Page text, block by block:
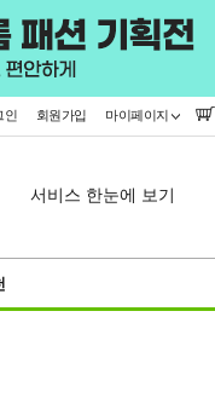
인 회원가입 마이페이지
서비스 한눈에 보기